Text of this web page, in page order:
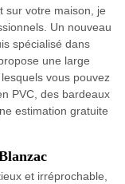
sur votre maison, je
Un nouveau
spécialisé dans
une large
vous pouvez
PVC, des bardeaux
estimation gratuite
et irréprochable,